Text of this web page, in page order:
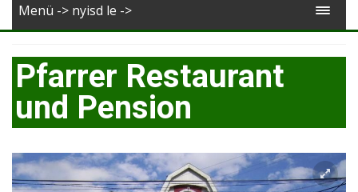
English
Romana
Menü -> nyisd le ->
Pfarrer Restaurant
und Pension